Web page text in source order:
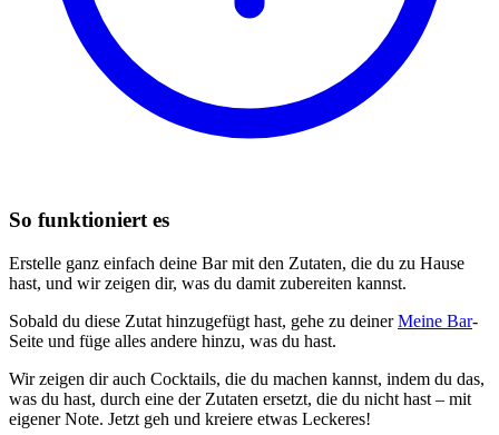
So funktioniert es
Erstelle ganz einfach deine Bar mit den Zutaten, die du zu Hause
hast, und wir zeigen dir, was du damit zubereiten kannst.
Sobald du diese Zutat hinzugefügt hast, gehe zu deinerMeine Bar-
Seite und füge alles andere hinzu, was du hast.
Wir zeigen dir auch Cocktails, die du machen kannst, indem du das,
was du hast, durch eine der Zutaten ersetzt, die du nicht hast – mit
eigener Note. Jetzt geh und kreiere etwas Leckeres!